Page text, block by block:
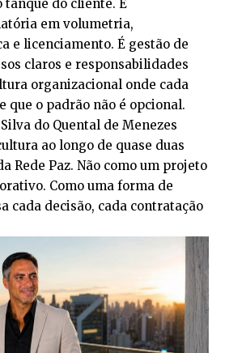
do cliente. É
em volumetria,
e licenciamento. É gestão de
claros e responsabilidades
organizacional onde cada
que o padrão não é opcional.
do Quental de Menezes
ao longo de quase duas
Rede Paz. Não como um projeto
Como uma forma de
cada decisão, cada contratação